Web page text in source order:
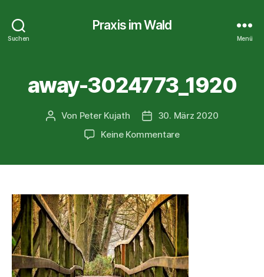
Suchen
Praxis im Wald
Menü
away-3024773_1920
Beitragsautor
Von Peter Kujath Veröffentlichungsdatum
30. März 2020
Keine Kommentarezu